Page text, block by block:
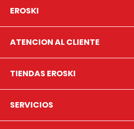
EROSKI
ATENCION AL CLIENTE
TIENDAS EROSKI
SERVICIOS